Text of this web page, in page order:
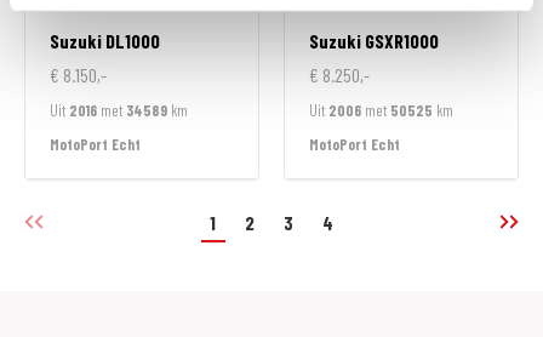
Suzuki DL1000
€ 8.150,-
Uit 2016 met 34589 km
MotoPort Echt
Suzuki GSXR1000
€ 8.250,-
Uit 2006 met 50525 km
MotoPort Echt
1 2 3 4